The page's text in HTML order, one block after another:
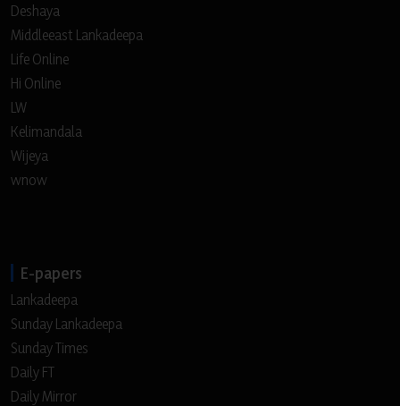
Deshaya
Middleeast Lankadeepa
Life Online
Hi Online
LW
Kelimandala
Wijeya
wnow
E-papers
Lankadeepa
Sunday Lankadeepa
Sunday Times
Daily FT
Daily Mirror